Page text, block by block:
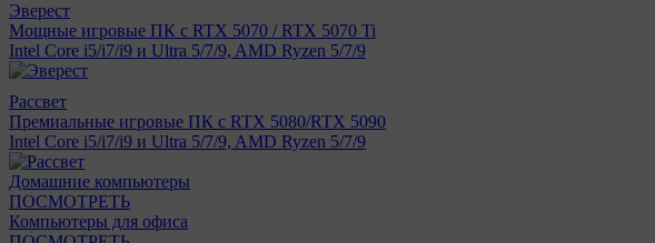
Эверест
Мощные игровые ПК с RTX 5070 / RTX 5070 Ti
Intel Core i5/i7/i9 и Ultra 5/7/9, AMD Ryzen 5/7/9
Рассвет
Премиальные игровые ПК с RTX 5080/RTX 5090
Intel Core i5/i7/i9 и Ultra 5/7/9, AMD Ryzen 5/7/9
Домашние компьютеры
ПОСМОТРЕТЬ
Компьютеры для офиса